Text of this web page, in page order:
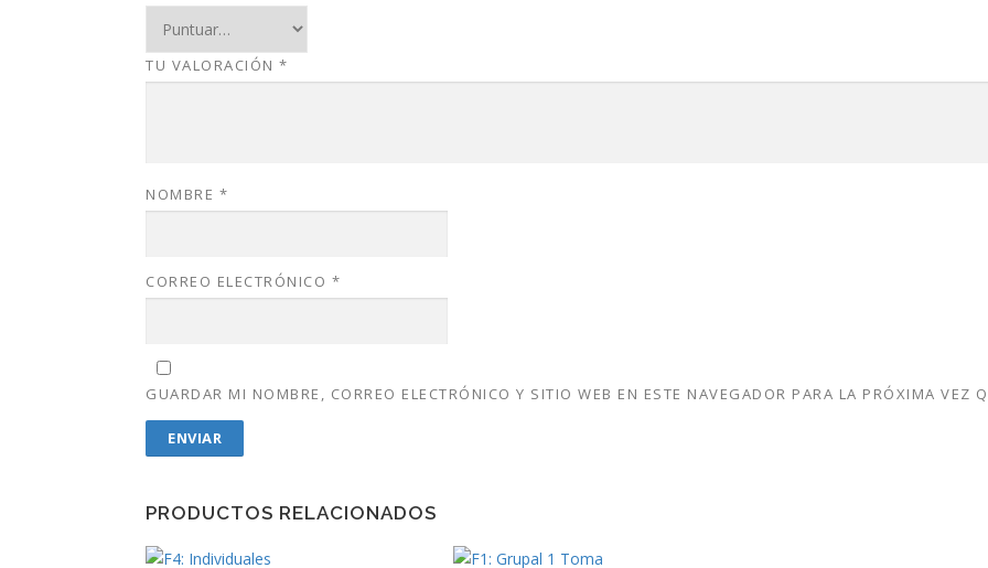
TU VALORACIÓN *
NOMBRE *
CORREO ELECTRÓNICO *
GUARDAR MI NOMBRE, CORREO ELECTRÓNICO Y SITIO WEB EN ESTE NAVEGADOR PARA LA PRÓXIMA VEZ
PRODUCTOS RELACIONADOS